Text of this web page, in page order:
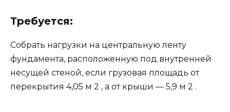
Требуется:
Собрать нагрузки на центральную ленту
фундамента, расположенную под внутренней
несущей стеной, если грузовая площадь от
перекрытия 4,05 м 2 , а от крыши — 5,9 м 2 .